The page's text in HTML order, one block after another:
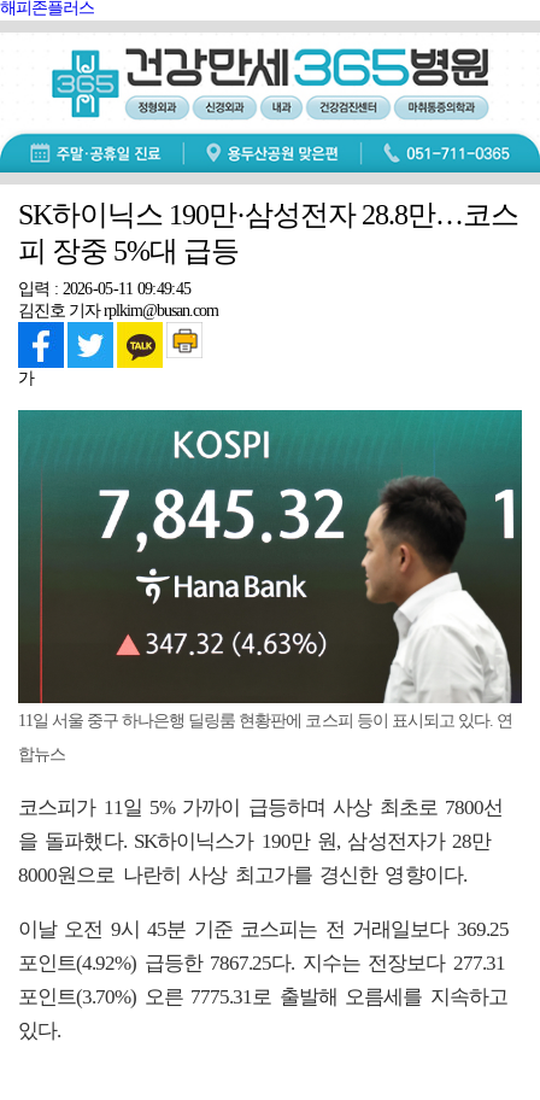
해피존플러스
SK하이닉스 190만·삼성전자 28.8만…코스
피 장중 5%대 급등
입력 : 2026-05-11 09:49:45
김진호 기자 rplkim@busan.com
가
11일 서울 중구 하나은행 딜링룸 현황판에 코스피 등이 표시되고 있다. 연
합뉴스
코스피가 11일 5% 가까이 급등하며 사상 최초로 7800선
을 돌파했다. SK하이닉스가 190만 원, 삼성전자가 28만
8000원으로 나란히 사상 최고가를 경신한 영향이다.
이날 오전 9시 45분 기준 코스피는 전 거래일보다 369.25
포인트(4.92%) 급등한 7867.25다. 지수는 전장보다 277.31
포인트(3.70%) 오른 7775.31로 출발해 오름세를 지속하고
있다.